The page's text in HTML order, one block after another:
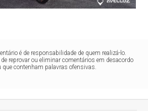
é de responsabilidade de quem realizá-lo.
reprovar ou eliminar comentários em desacordo
contenham palavras ofensivas.